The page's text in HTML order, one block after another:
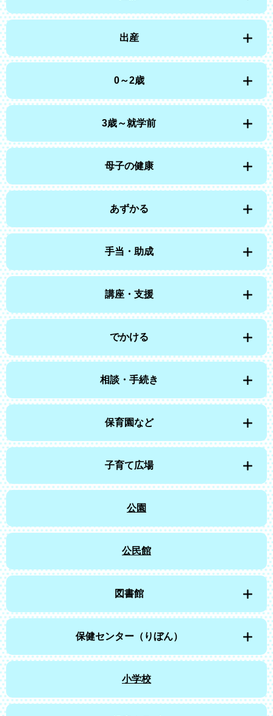
出産
0～2歳
3歳～就学前
母子の健康
あずかる
手当・助成
講座・支援
でかける
相談・手続き
保育園など
子育て広場
公園
公民館
図書館
保健センター（りぼん）
小学校